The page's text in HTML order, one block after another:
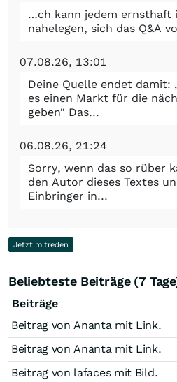
…ch kann jedem ernsthaft
nahelegen, sich das Q&A
07.08.26, 13:01
Deine Quelle endet damit:
es einen Markt für die
geben“ Das...
06.08.26, 21:24
Sorry, wenn das so rüber
den Autor dieses Textes
Einbringer in...
Jetzt mitreden
Beliebteste Beiträge (7
Beiträge
Beitrag von Ananta mit Link.
Beitrag von Ananta mit Link.
Beitrag von lafaces mit Bild.